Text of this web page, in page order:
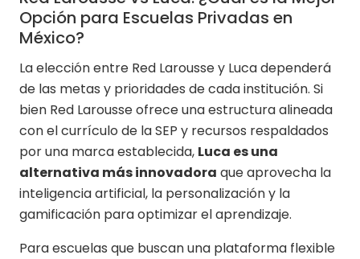
Opción para Escuelas Privadas en
México?
La elección entre Red Larousse y Luca dependerá
de las metas y prioridades de cada institución. Si
bien Red Larousse ofrece una estructura alineada
con el currículo de la SEP y recursos respaldados
por una marca establecida, Luca es una
alternativa más innovadora que aprovecha la
inteligencia artificial, la personalización y la
gamificación para optimizar el aprendizaje.
Para escuelas que buscan una plataforma flexible